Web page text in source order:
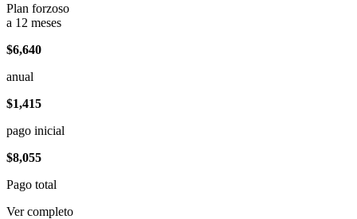
Plan forzoso
a 12 meses
$6,640
anual
$1,415
pago inicial
$8,055
Pago total
Ver completo